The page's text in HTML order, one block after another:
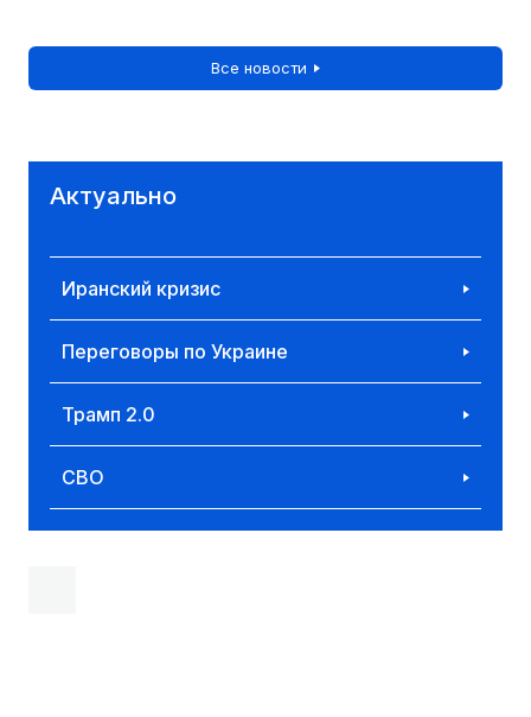
Все новости
Актуально
Иранский кризис
Переговоры по Украине
Трамп 2.0
СВО